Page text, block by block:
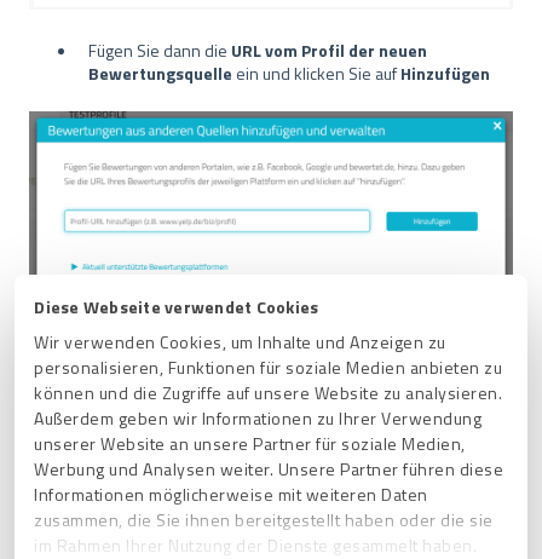
Diese Webseite verwendet Cookies
Wir verwenden Cookies, um Inhalte und Anzeigen zu
personalisieren, Funktionen für soziale Medien anbieten zu
können und die Zugriffe auf unsere Website zu analysieren.
Außerdem geben wir Informationen zu Ihrer Verwendung
unserer Website an unsere Partner für soziale Medien,
Werbung und Analysen weiter. Unsere Partner führen diese
Informationen möglicherweise mit weiteren Daten
zusammen, die Sie ihnen bereitgestellt haben oder die sie
im Rahmen Ihrer Nutzung der Dienste gesammelt haben.
Fügen Sie dann die URL vom Profil der neuen
Bewertungsquelle ein und klicken Sie aufHinzufügen
Wir überprüfen dann, ob diese neue Quelle unseren
Qualitätsstandards entspricht undbenachrichtigen Sie,
wenn wir sie hinzufügen.